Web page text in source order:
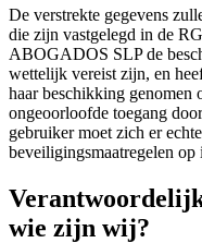
De verstrekte gegevens
die zijn vastgelegd in de
ABOGADOS SLP de
wettelijk vereist zijn, en
haar beschikking
ongeoorloofde toegang
gebruiker moet zich er
beveiligingsmaatregelen
wie zijn wij?